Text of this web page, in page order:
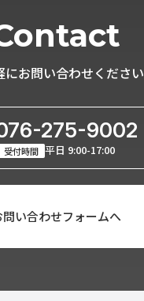
にお問い合わせください
275-9002
受付時間 平日 9:00-17:00
問い合わせフォームへ